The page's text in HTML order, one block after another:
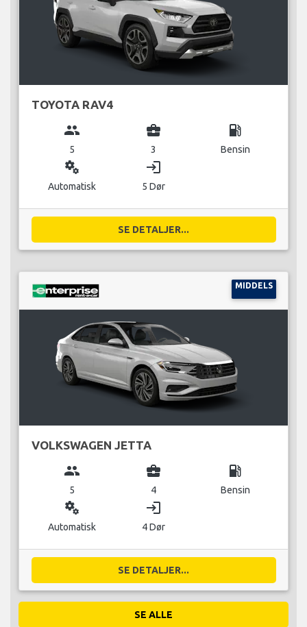
TOYOTA RAV4
group
5
business_center
3
local_gas_station
Bensin
miscellaneous_services
Automatisk
login
5 Dør
SE DETALJER...
MIDDELS
VOLKSWAGEN JETTA
group
5
business_center
4
local_gas_station
Bensin
miscellaneous_services
Automatisk
login
4 Dør
SE DETALJER...
SE ALLE